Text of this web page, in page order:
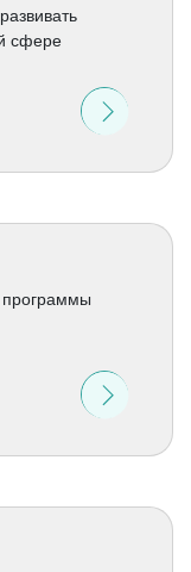
сфере
программы